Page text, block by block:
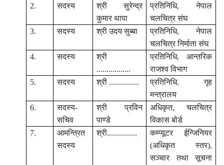
2.
सदस्य
श्री सुरेन्द्र
कुमार थापा
प्रतिनिधि, नेपाल
चलचित्र संघ
3.
सदस्य श्री उदय सुब्बा
प्रतिनिधि, नेपाल
चलचित्र निर्माता संघ
4.
सदस्य
श्री
.................
प्रतिनिधि, आन्तरिक
राजश्व विभाग
5.
सदस्य श्री ...............
प्रतिनिधि, गृह
मन्त्रालय
6.
सदस्य-
सचिव
श्री प्रविन
पाण्डे
अधिकृत, चलचित्र
विकास बोर्ड
7.
आमन्त्रित
सदस्य
श्री...............
कम्प्यूटर ईन्जिनियर
(अधिकृत स्तर),
सञ्चार तथा सूचना